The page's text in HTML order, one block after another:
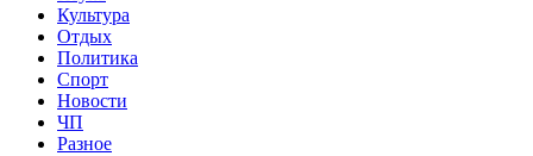
Культура
Отдых
Политика
Спорт
Новости
ЧП
Разное